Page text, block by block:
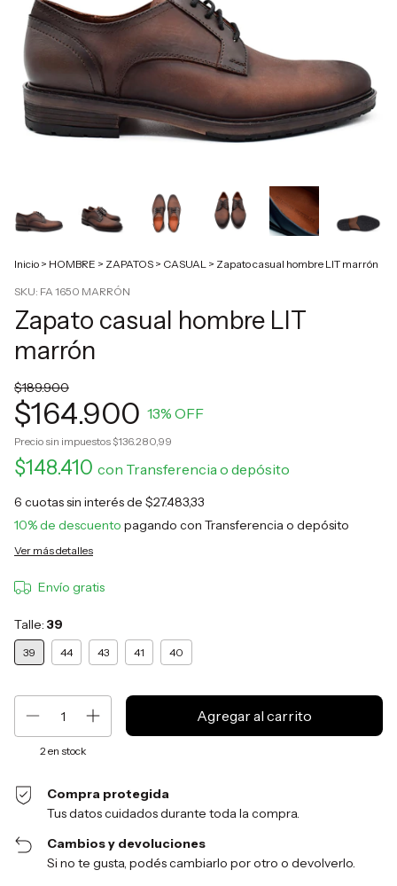
Inicio > HOMBRE > ZAPATOS > CASUAL > Zapato casual hombre LIT marrón
SKU: FA 1650 MARRÓN
Zapato casual hombre LIT
marrón
$189.900
$164.900 13% OFF
Precio sin impuestos$136.280,99
$148.410 con Transferencia o depósito
6 cuotas sin interés de $27.483,33
10% de descuento pagando con Transferencia o depósito
Ver más detalles
Envío gratis
Talle: 39
39 44 43 41 40
2en stock
Compra protegida
Tus datos cuidados durante toda la compra.
Cambios y devoluciones
Si no te gusta, podés cambiarlo por otro o devolverlo.